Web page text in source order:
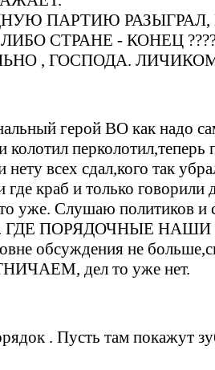
ПАРТИЮ
СТРАНЕ - КОНЕЦ
, ГОСПОДА.
герой ВО как надо
перколотил,теперь
нету всех сдал,кого так
где краб и только
уже. Слушаю политиков и
ГДЕ ПОРЯДОЧНЫЕ НАШИ
обсуждения не
дел то уже нет.
. Пусть там покажут